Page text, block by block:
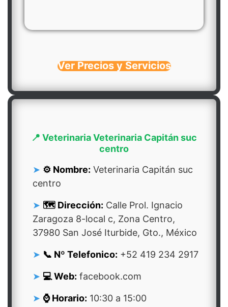
Ver Precios y Servicios
📍 Veterinaria Veterinaria Capitán suc
centro
⚙️ Nombre: Veterinaria Capitán suc
centro
🗺️ Dirección: Calle Prol. Ignacio
Zaragoza 8-local c, Zona Centro,
37980 San José Iturbide, Gto., México
📞 Nº Telefonico: +52 419 234 2917
💻 Web: facebook.com
⌚ Horario: 10:30 a 15:00